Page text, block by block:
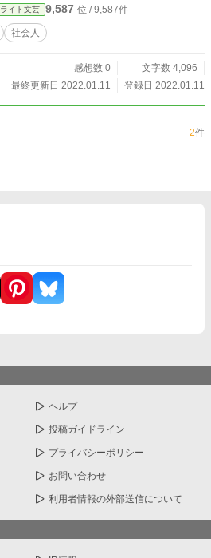
ライト文芸 9,587 位 / 9,587件
社会人
感想数 0
文字数 4,096
最終更新日 2022.01.11
登録日 2022.01.11
2件
ヘルプ
投稿ガイドライン
プライバシーポリシー
お問い合わせ
利用者情報の外部送信について